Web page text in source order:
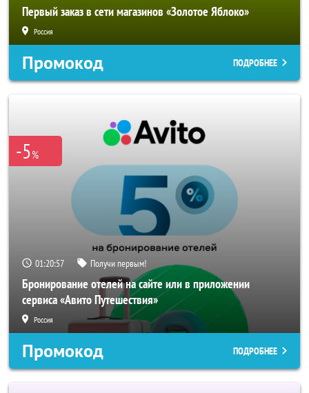
Первый заказ в сети магазинов «Золотое Яблоко»
Россия
Промокод ПОДРОБНЕЕ
-5%
01:20:56 Получи первым!
Бронирование отелей на сайте или в приложении
сервиса «Авито Путешествия»
Россия
Промокод ПОДРОБНЕЕ